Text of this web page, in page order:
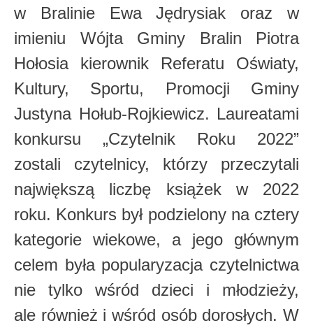
w Bralinie Ewa Jędrysiak oraz w
imieniu Wójta Gminy Bralin Piotra
Hołosia kierownik Referatu Oświaty,
Kultury, Sportu, Promocji Gminy
Justyna Hołub-Rojkiewicz. Laureatami
konkursu „Czytelnik Roku 2022”
zostali czytelnicy, którzy przeczytali
największą liczbę książek w 2022
roku. Konkurs był podzielony na cztery
kategorie wiekowe, a jego głównym
celem była popularyzacja czytelnictwa
nie tylko wśród dzieci i młodzieży,
ale również i wśród osób dorosłych. W